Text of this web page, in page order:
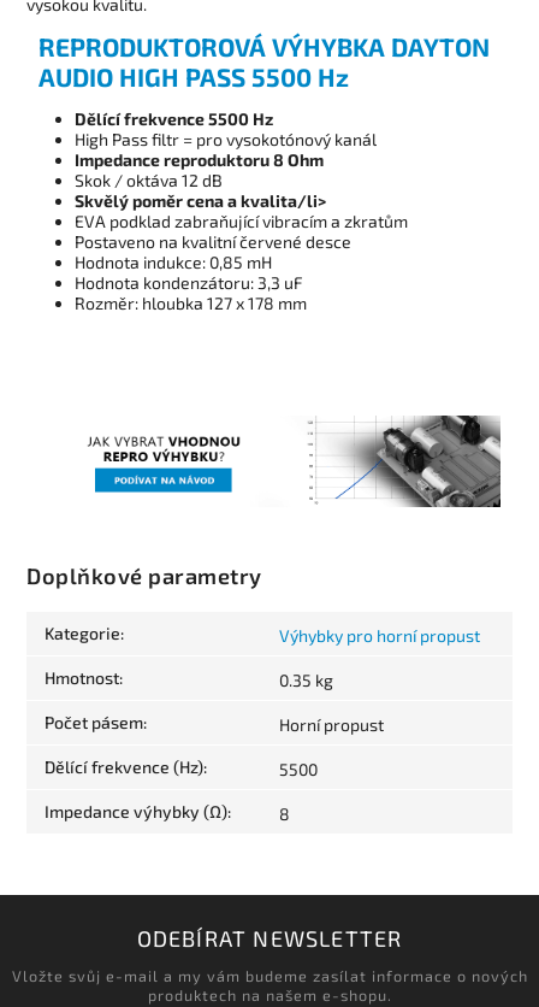
REPRODUKTOROVÁ VÝHYBKA DAYTON
AUDIO HIGH PASS 5500 Hz
Dělící frekvence 5500 Hz
High Pass filtr = pro vysokotónový kanál
Impedance reproduktoru 8 Ohm
Skok / oktáva 12 dB
Skvělý poměr cena a kvalita/li>
EVA podklad zabraňující vibracím a zkratům
Postaveno na kvalitní červené desce
Hodnota indukce: 0,85 mH
Hodnota kondenzátoru: 3,3 uF
Rozměr: hloubka 127 x 178 mm
Doplňkové parametry
Kategorie: Výhybky pro horní propust
Hmotnost: 0.35 kg
Počet pásem: Horní propust
Dělící frekvence (Hz): 5500
Impedance výhybky (Ω): 8
ODEBÍRAT NEWSLETTER
Vložte svůj e-mail a my vám budeme zasílat informace o nových
produktech na našem e-shopu.